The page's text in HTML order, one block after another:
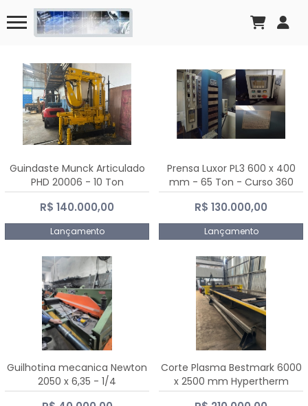
Guindaste Munck Articulado
PHD 20006 - 10 Ton
R$ 140.000,00
Lançamento
Prensa Luxor PL3 600 x 400
mm - 65 Ton - Curso 360
mm
R$ 130.000,00
Lançamento
Guilhotina mecanica Newton
2050 x 6,35 - 1/4
Corte Plasma Bestmark 6000
x 2500 mm Hypertherm
MaxPro 200